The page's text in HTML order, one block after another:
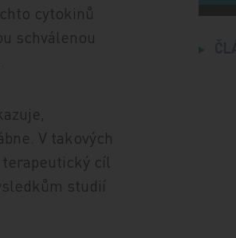
cytokinů
schválenou
V takových
cíl
studií